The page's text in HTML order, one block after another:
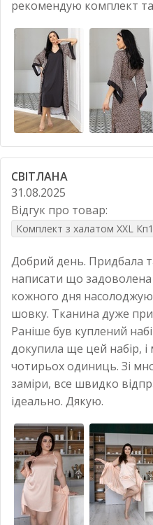
рекомендую комплект та
СВІТЛАНА
31.08.2025
Відгук про товар:
Комплект з халатом XXL
Добрий день. Придбала
написати що
кожного дня
шовку. Тканина дуже
Раніше був куплений
докупила ще цей набір,
чотирьох одиниць. Зі
заміри, все швидко
ідеально. Дякую.